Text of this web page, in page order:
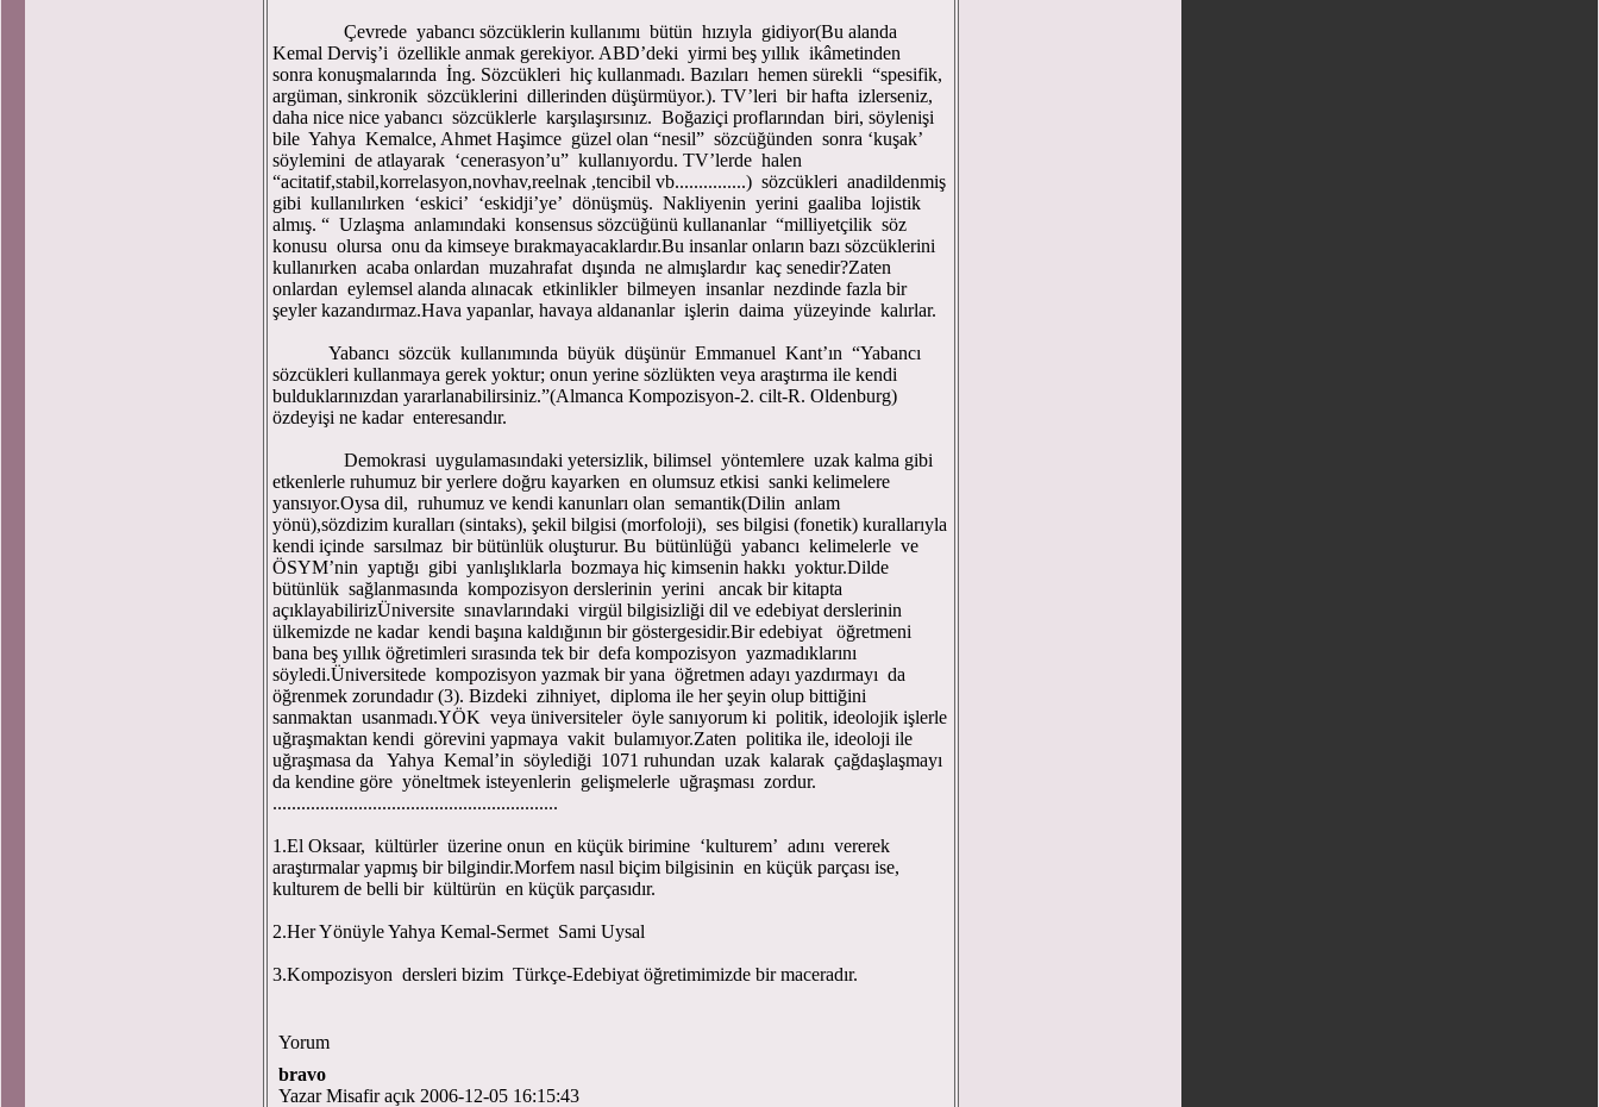
Çevrede yabancı sözcüklerin kullanımı bütün hızıyla gidiyor(Bu alanda
Kemal Derviş’i özellikle anmak gerekiyor. ABD’deki yirmi beş yıllık ikâmetinden
sonra konuşmalarında İng. Sözcükleri hiç kullanmadı. Bazıları hemen sürekli “spesifik,
argüman, sinkronik sözcüklerini dillerinden düşürmüyor.). TV’leri bir hafta izlerseniz,
daha nice nice yabancı sözcüklerle karşılaşırsınız. Boğaziçi proflarından biri, söylenişi
bile Yahya Kemalce, Ahmet Haşimce güzel olan “nesil” sözcüğünden sonra ‘kuşak’
söylemini de atlayarak ‘cenerasyon’u” kullanıyordu. TV’lerde halen
“acitatif,stabil,korrelasyon,novhav,reelnak ,tencibil vb...............) sözcükleri anadildenmiş
gibi kullanılırken ‘eskici’ ‘eskidji’ye’ dönüşmüş. Nakliyenin yerini gaaliba lojistik
almış. “ Uzlaşma anlamındaki konsensus sözcüğünü kullananlar “milliyetçilik söz
konusu olursa onu da kimseye bırakmayacaklardır.Bu insanlar onların bazı sözcüklerini
kullanırken acaba onlardan muzahrafat dışında ne almışlardır kaç senedir?Zaten
onlardan eylemsel alanda alınacak etkinlikler bilmeyen insanlar nezdinde fazla bir
şeyler kazandırmaz.Hava yapanlar, havaya aldananlar işlerin daima yüzeyinde kalırlar.
Yabancı sözcük kullanımında büyük düşünür Emmanuel Kant’ın “Yabancı
sözcükleri kullanmaya gerek yoktur; onun yerine sözlükten veya araştırma ile kendi
bulduklarınızdan yararlanabilirsiniz.”(Almanca Kompozisyon-2. cilt-R. Oldenburg)
özdeyişi ne kadar enteresandır.
Demokrasi uygulamasındaki yetersizlik, bilimsel yöntemlere uzak kalma gibi
etkenlerle ruhumuz bir yerlere doğru kayarken en olumsuz etkisi sanki kelimelere
yansıyor.Oysa dil, ruhumuz ve kendi kanunları olan semantik(Dilin anlam
yönü),sözdizim kuralları (sintaks), şekil bilgisi (morfoloji), ses bilgisi (fonetik) kurallarıyla
kendi içinde sarsılmaz bir bütünlük oluşturur. Bu bütünlüğü yabancı kelimelerle ve
ÖSYM’nin yaptığı gibi yanlışlıklarla bozmaya hiç kimsenin hakkı yoktur.Dilde
bütünlük sağlanmasında kompozisyon derslerinin yerini ancak bir kitapta
açıklayabilirizÜniversite sınavlarındaki virgül bilgisizliği dil ve edebiyat derslerinin
ülkemizde ne kadar kendi başına kaldığının bir göstergesidir.Bir edebiyat öğretmeni
bana beş yıllık öğretimleri sırasında tek bir defa kompozisyon yazmadıklarını
söyledi.Üniversitede kompozisyon yazmak bir yana öğretmen adayı yazdırmayı da
öğrenmek zorundadır (3). Bizdeki zihniyet, diploma ile her şeyin olup bittiğini
sanmaktan usanmadı.YÖK veya üniversiteler öyle sanıyorum ki politik, ideolojik işlerle
uğraşmaktan kendi görevini yapmaya vakit bulamıyor.Zaten politika ile, ideoloji ile
uğraşmasa da Yahya Kemal’in söylediği 1071 ruhundan uzak kalarak çağdaşlaşmayı
da kendine göre yöneltmek isteyenlerin gelişmelerle uğraşması zordur.
............................................................
1.El Oksaar, kültürler üzerine onun en küçük birimine ‘kulturem’ adını vererek
araştırmalar yapmış bir bilgindir.Morfem nasıl biçim bilgisinin en küçük parçası ise,
kulturem de belli bir kültürün en küçük parçasıdır.
2.Her Yönüyle Yahya Kemal-Sermet Sami Uysal
3.Kompozisyon dersleri bizim Türkçe-Edebiyat öğretimimizde bir maceradır.
Yorum
bravo
Yazar Misafir açık 2006-12-05 16:15:43